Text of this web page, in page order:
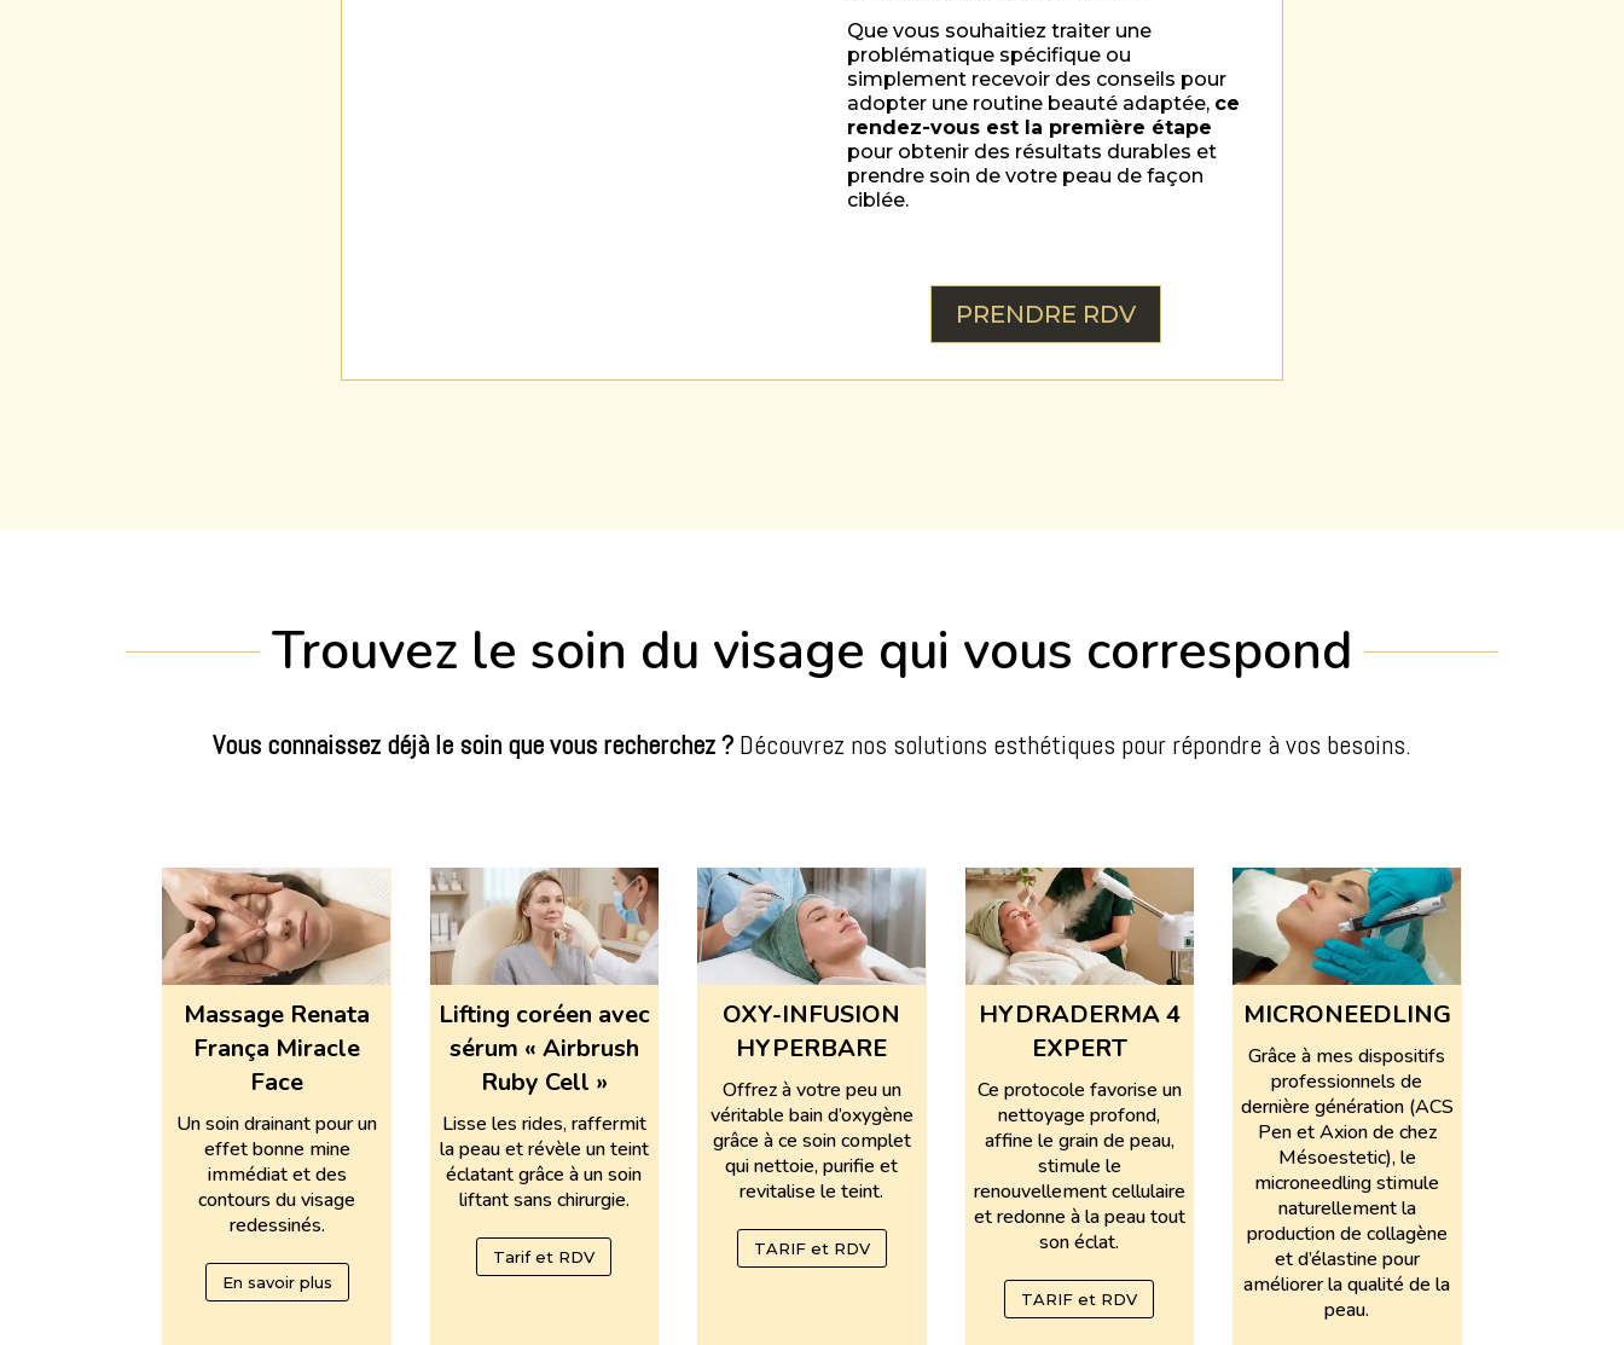
Que vous souhaitiez traiter une
problématique spécifique ou
simplement recevoir des conseils pour
adopter une routine beauté adaptée, ce
rendez-vous est la première étape
pour obtenir des résultats durables et
prendre soin de votre peau de façon
ciblée.
PRENDRE RDV
Trouvez le soin du visage qui vous correspond
Vous connaissez déjà le soin que vous recherchez ? Découvrez nos solutions esthétiques pour répondre à vos besoins.
Massage Renata
França Miracle
Face
Un soin drainant pour un
effet bonne mine
immédiat et des
contours du visage
redessinés.
En savoir plus
Lifting coréen avec
sérum « Airbrush
Ruby Cell »
Lisse les rides, raffermit
la peau et révèle un teint
éclatant grâce à un soin
liftant sans chirurgie.
Tarif et RDV
OXY-INFUSION
HYPERBARE
Offrez à votre peu un
véritable bain d’oxygène
grâce à ce soin complet
qui nettoie, purifie et
revitalise le teint.
TARIF et RDV
HYDRADERMA 4
EXPERT
Ce protocole favorise un
nettoyage profond,
affine le grain de peau,
stimule le
renouvellement cellulaire
et redonne à la peau tout
son éclat.
TARIF et RDV
MICRONEEDLING
Grâce à mes dispositifs
professionnels de
dernière génération (ACS
Pen et Axion de chez
Mésoestetic), le
microneedling stimule
naturellement la
production de collagène
et d’élastine pour
améliorer la qualité de la
peau.